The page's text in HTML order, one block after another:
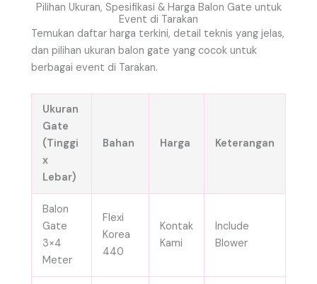
Pilihan Ukuran, Spesifikasi & Harga Balon Gate untuk
Event di Tarakan
Temukan daftar harga terkini, detail teknis yang jelas,
dan pilihan ukuran balon gate yang cocok untuk
berbagai event di Tarakan.
Ukuran
Gate
(Tinggi
x
Lebar)
Bahan Harga Keterangan
Balon
Gate
3×4
Meter
Flexi
Korea
440
Kontak
Kami
Include
Blower